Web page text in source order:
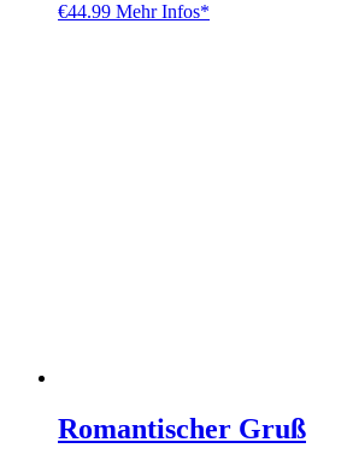
€44.99 Mehr Infos*
Romantischer Gruß